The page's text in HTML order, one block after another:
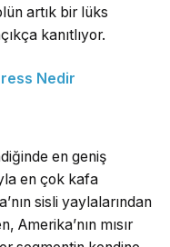
artık bir lüks
kanıtlıyor.
Nedir
en geniş
en çok kafa
sisli yaylalarından
Amerika’nın mısır